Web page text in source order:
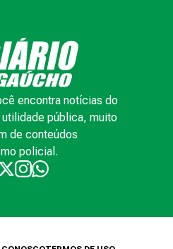
encontra notícias do
pública, muito
de conteúdos
policial.